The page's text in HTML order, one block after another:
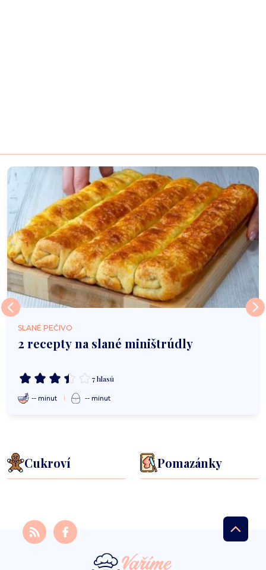
SLANÉ PEČIVO
2 recepty na slané miništrúdly
7 hlasů
-- minut -- minut
Cukroví Pomazánky